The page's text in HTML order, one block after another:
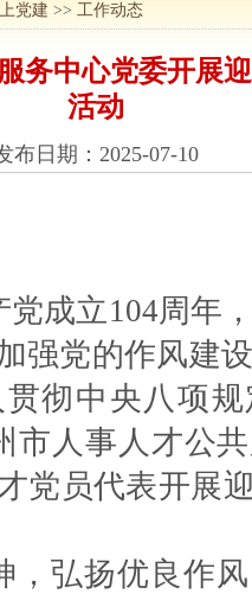
党建 >> 工作动态
务中心党委开展
活动
布日期：2025-07-10
党成立104周年
强党的作风建
彻中央八项
市人事人才公
党员代表开展
，弘扬优良作